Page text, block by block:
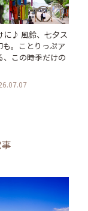
に♪ 風鈴、七夕ス
も。ことりっぷア
、この時季だけの